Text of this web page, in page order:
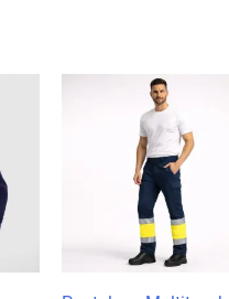
prezzo:
da
23,04 €
a
32,91 €